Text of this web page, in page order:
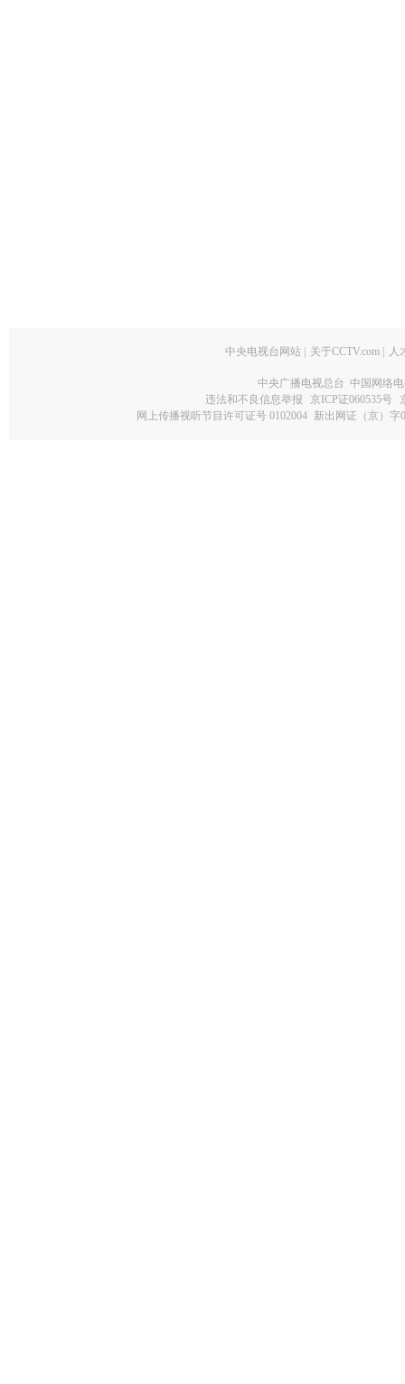
中央电视台网站 关于CCTV.com 人
中央广播电视总台 中国网络
违法和不良信息举报
京ICP证060535号
网上传播视听节目许可证号 0102004 新出网证（京）